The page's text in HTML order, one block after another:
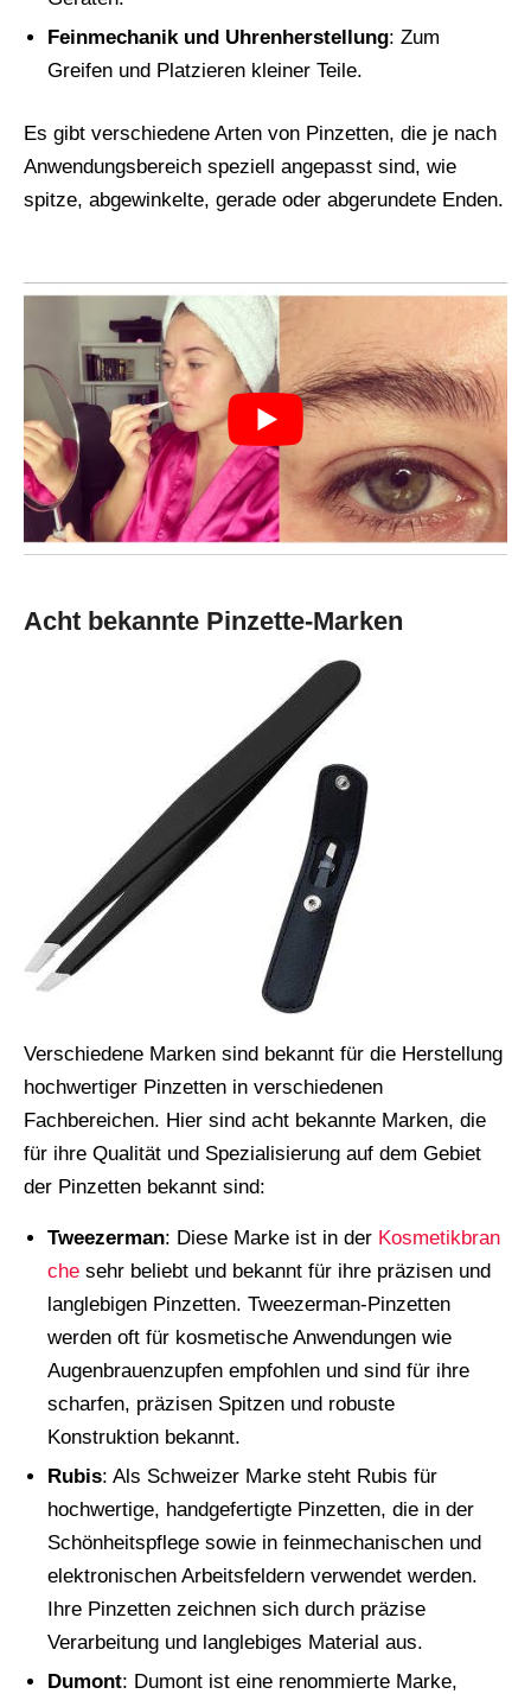
Feinmechanik und Uhrenherstellung: Zum
Greifen und Platzieren kleiner Teile.
Es gibt verschiedene Arten von Pinzetten, die je nach
Anwendungsbereich speziell angepasst sind, wie
spitze, abgewinkelte, gerade oder abgerundete Enden.
Acht bekannte Pinzette-Marken
Verschiedene Marken sind bekannt für die Herstellung
hochwertiger Pinzetten in verschiedenen
Fachbereichen. Hier sind acht bekannte Marken, die
für ihre Qualität und Spezialisierung auf dem Gebiet
der Pinzetten bekannt sind:
Tweezerman: Diese Marke ist in der Kosmetikbran
che sehr beliebt und bekannt für ihre präzisen und
langlebigen Pinzetten. Tweezerman-Pinzetten
werden oft für kosmetische Anwendungen wie
Augenbrauenzupfen empfohlen und sind für ihre
scharfen, präzisen Spitzen und robuste
Konstruktion bekannt.
Rubis: Als Schweizer Marke steht Rubis für
hochwertige, handgefertigte Pinzetten, die in der
Schönheitspflege sowie in feinmechanischen und
elektronischen Arbeitsfeldern verwendet werden.
Ihre Pinzetten zeichnen sich durch präzise
Verarbeitung und langlebiges Material aus.
Dumont: Dumont ist eine renommierte Marke,